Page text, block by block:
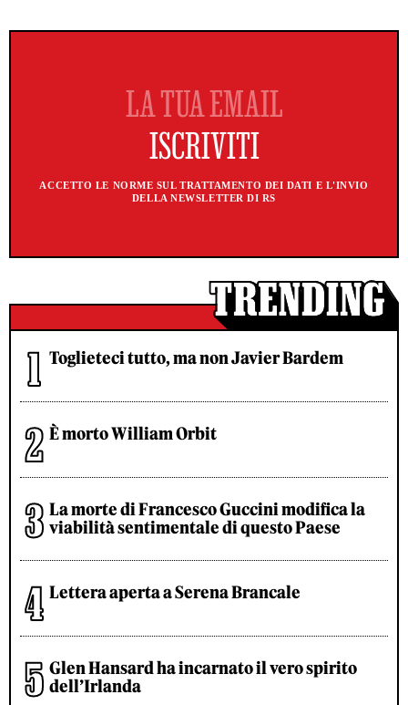
ACCETTO LE NORME SUL TRATTAMENTO DEI DATI E L'INVIO
DELLA NEWSLETTER DI RS
Toglieteci tutto, ma non Javier Bardem
È morto William Orbit
La morte di Francesco Guccini modifica la
viabilità sentimentale di questo Paese
Lettera aperta a Serena Brancale
Glen Hansard ha incarnato il vero spirito
dell’Irlanda